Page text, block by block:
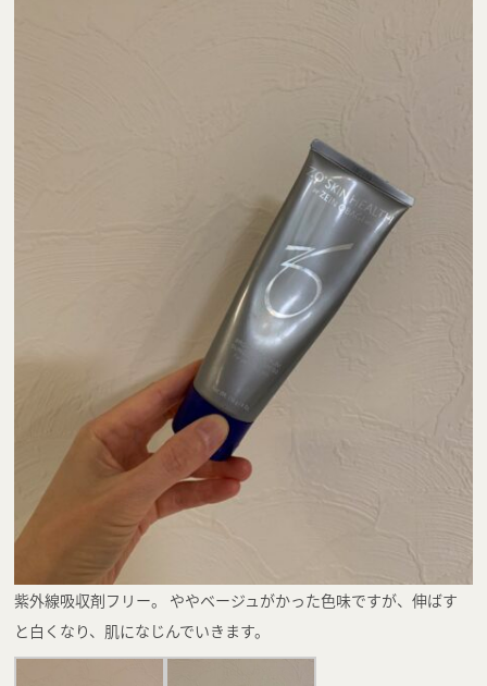
紫外線吸収剤フリー。 ややベージュがかった色味ですが、伸ばす
と白くなり、肌になじんでいきます。